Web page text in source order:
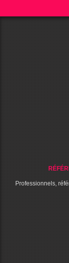
Professionnels,